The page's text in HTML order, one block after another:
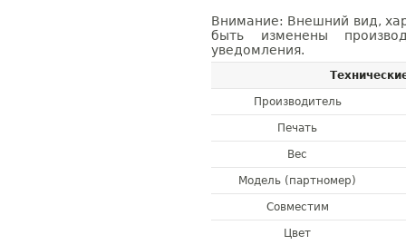
Внимание: Внешний вид,
быть изменены
уведомления.
Производитель
Печать
Вес
Модель (партномер)
Совместим
Цвет